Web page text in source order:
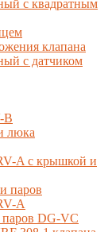
с квадратным
клапана
с датчиком
B
люка
A с крышкой и
паров
A
DG-VC